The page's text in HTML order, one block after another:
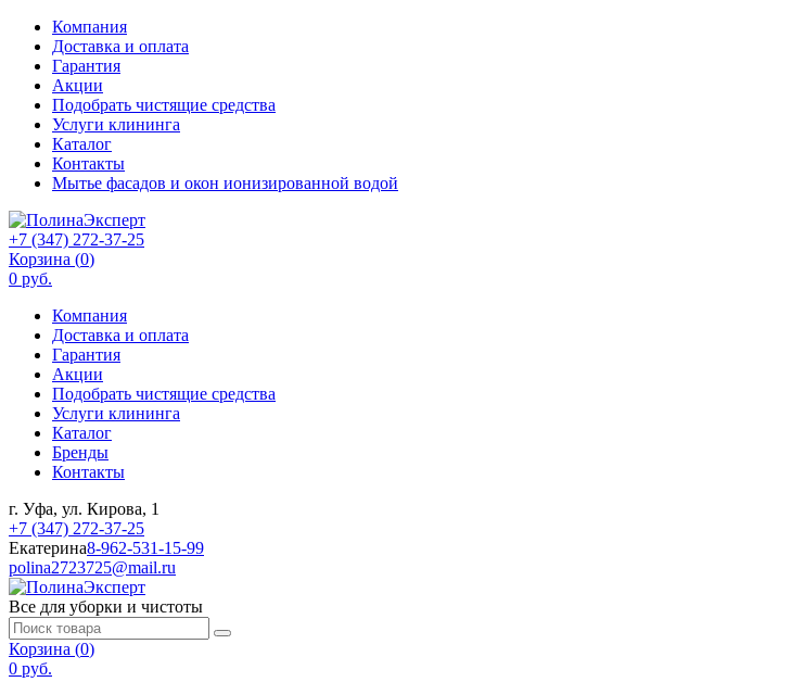
Компания
Доставка и оплата
Гарантия
Акции
Подобрать чистящие средства
Услуги клининга
Каталог
Контакты
Мытье фасадов и окон ионизированной водой
+7 (347) 272-37-25
Корзина (0)
0 руб.
Компания
Доставка и оплата
Гарантия
Акции
Подобрать чистящие средства
Услуги клининга
Каталог
Бренды
Контакты
г. Уфа, ул. Кирова, 1
+7 (347) 272-37-25
Екатерина8-962-531-15-99
polina2723725@mail.ru
Все для уборки и чистоты
Корзина (0)
0 руб.